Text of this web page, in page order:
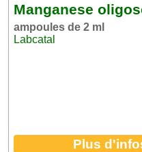
Manganese
ampoules de 2 ml
Labcatal
Plus